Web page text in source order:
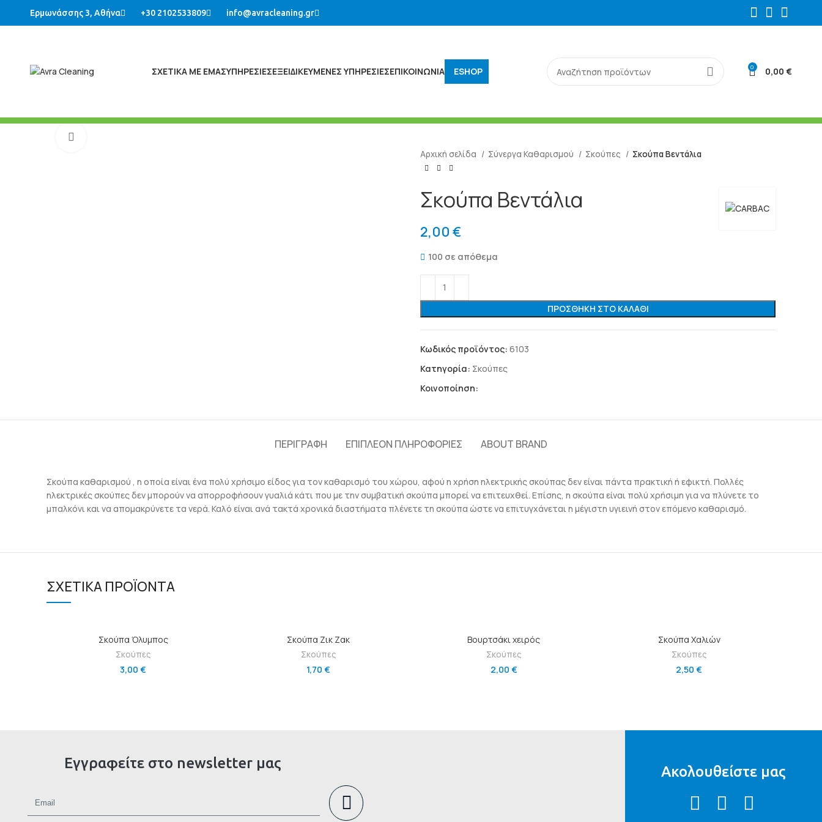
Ερμωνάσσης 3, Αθήνα +30 2102533809 info@avracleaning.gr
ΣΧΕΤΙΚΑ ΜΕ ΕΜΑΣΥΠΗΡΕΣΙΕΣΕΞΕΙΔΙΚΕΥΜΈΝΕΣ ΥΠΗΡΕΣΊΕΣΕΠΙΚΟΙΝΩΝΙΑ ESHOP 0 0,00€
Αρχική σελίδα
Σύνεργα Καθαρισμού Σκούπες Σκούπα Βεντάλια
Σκούπα Βεντάλια
2,00 €
100 σε απόθεμα
ΠΡΟΣΘΉΚΗ ΣΤΟ ΚΑΛΆΘΙ
Κωδικός προϊόντος: 6103
Κατηγορία: Σκούπες
Κοινοποίηση:
ΠΕΡΙΓΡΑΦΉ ΕΠΙΠΛΈΟΝ ΠΛΗΡΟΦΟΡΊΕΣ ABOUT BRAND
Σκούπα καθαρισμού , η οποία είναι ένα πολύ χρήσιμο είδος για τον καθαρισμό του χώρου, αφού η χρήση ηλεκτρικής σκούπας δεν είναι πάντα πρακτική ή εφικτή. Πολλές
ηλεκτρικές σκούπες δεν μπορούν να απορροφήσουν γυαλιά κάτι που με την συμβατική σκούπα μπορεί να επιτευχθεί. Επίσης, η σκούπα είναι πολύ χρήσιμη για να πλύνετε το
μπαλκόνι και να απομακρύνετε τα νερά. Καλό είναι ανά τακτά χρονικά διαστήματα πλένετε τη σκούπα ώστε να επιτυγχάνεται η μέγιστη υγιεινή στον επόμενο καθαρισμό.
ΣΧΕΤΙΚΆ ΠΡΟΪΌΝΤΑ
ΠΡΟΣΘΉΚΗ ΣΤΟ ΚΑΛΆΘΙ
Σκούπα Όλυμπος
Σκούπες
3,00 €
ΠΡΟΣΘΉΚΗ ΣΤΟ ΚΑΛΆΘΙ
Σκούπα Ζικ Ζακ
Σκούπες
1,70 €
ΠΡΟΣΘΉΚΗ ΣΤΟ ΚΑΛΆΘΙ
Βουρτσάκι χειρός
Σκούπες
2,00 €
ΠΡΟΣΘΉΚΗ ΣΤΟ ΚΑΛΆΘΙ
Σκούπα Χαλιών
Σκούπες
2,50 €
Εγγραφείτε στο newsletter μας Ακολουθείστε μας